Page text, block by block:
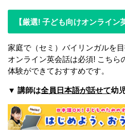
【厳選! 子ども向けオンライン
家庭で（セミ）バイリンガルを
オンライン英会話は必須! こちら
体験ができておすすめです。
▼講師は全員日本語が話せて幼